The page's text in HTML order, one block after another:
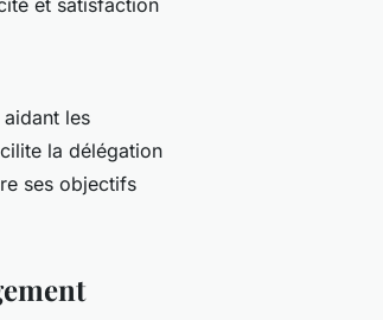
et satisfaction
les
la délégation
ses objectifs